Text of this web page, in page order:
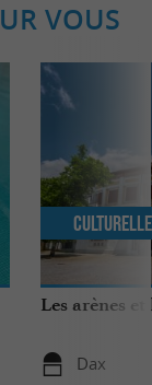
VOUS
Les arènes
Dax
Culturelle